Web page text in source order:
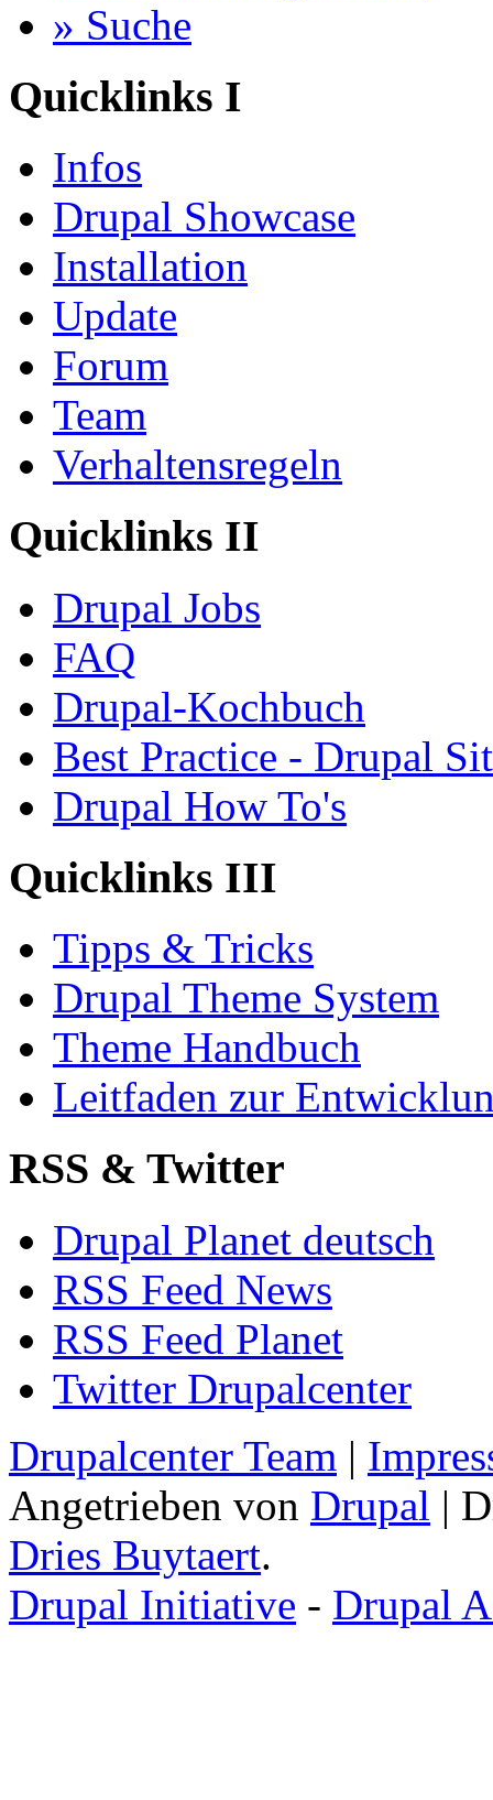
» Suche
Quicklinks I
Infos
Drupal Showcase
Installation
Update
Forum
Team
Verhaltensregeln
Quicklinks II
Drupal Jobs
FAQ
Drupal-Kochbuch
Best Practice - Drupal
Drupal How To's
Quicklinks III
Tipps & Tricks
Drupal Theme System
Theme Handbuch
Leitfaden zur
RSS & Twitter
Drupal Planet deutsch
RSS Feed News
RSS Feed Planet
Twitter Drupalcenter
Drupalcenter Team |
Angetrieben von Drupal |
Dries Buytaert.
Drupal Initiative - Drupal